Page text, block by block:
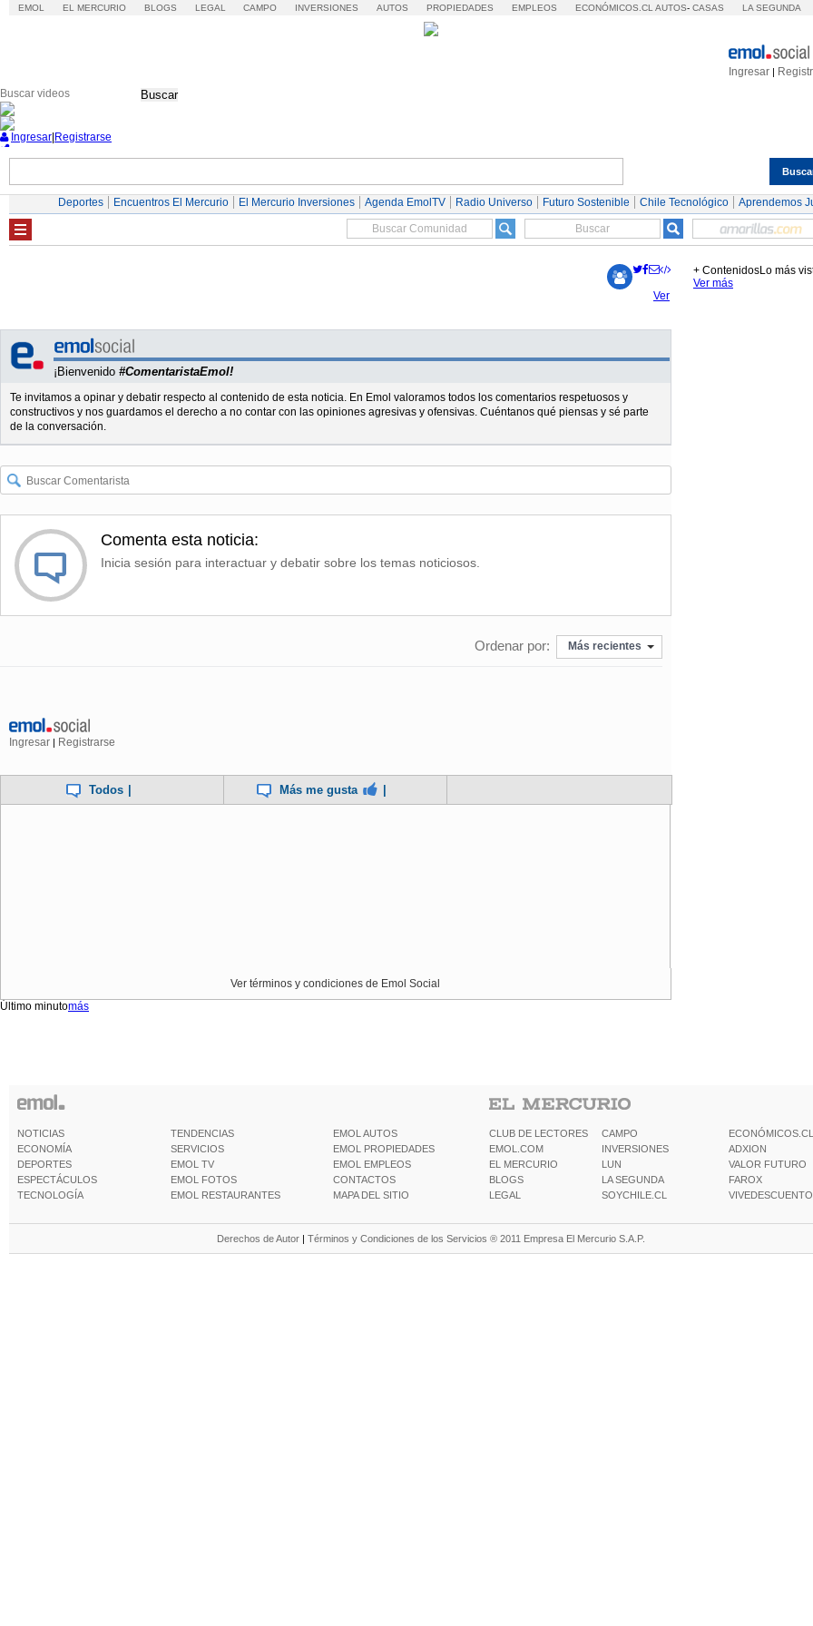
EMOL EL MERCURIO BLOGS LEGAL CAMPO INVERSIONES AUTOS PROPIEDADES EMPLEOS ECONÓMICOS.CL AUTOS- CASAS LA SEGUNDA
Ingresar |
Buscar
Ingresar Registrarse
Deportes Encuentros El Mercurio El Mercurio Inversiones Agenda EmolTV Radio Universo Futuro Sostenible Chile Tecnológico Aprendemos
¡Bienvenido #ComentaristaEmol!
Te invitamos a opinar y debatir respecto al contenido de esta noticia. En Emol valoramos todos los comentarios respetuosos y
constructivos y nos guardamos el derecho a no contar con las opiniones agresivas y ofensivas. Cuéntanos qué piensas y sé parte
de la conversación.
Comenta esta noticia:
Inicia sesión para interactuar y debatir sobre los temas noticiosos.
Ordenar por: Más recientes
Ingresar | Registrarse
Todos | Más me gusta |
Ver términos y condiciones de Emol Social
Último minuto
Ver
más
Lo más
+ Contenidos
Ver más
NOTICIAS
ECONOMÍA
DEPORTES
ESPECTÁCULOS
TECNOLOGÍA
TENDENCIAS
SERVICIOS
EMOL TV
EMOL FOTOS
EMOL RESTAURANTES
EMOL AUTOS
EMOL PROPIEDADES
EMOL EMPLEOS
CONTACTOS
MAPA DEL SITIO
CLUB DE LECTORES
EMOL.COM
EL MERCURIO
BLOGS
LEGAL
CAMPO
INVERSIONES
LUN
LA SEGUNDA
SOYCHILE.CL
ECONÓMICOS.CL
ADXION
VALOR FUTURO
FAROX
Derechos de Autor | Términos y Condiciones de los Servicios ® 2011 Empresa El Mercurio S.A.P.